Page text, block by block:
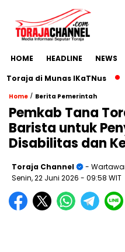
HOME HEADLINE NEWS
di Munas IKaTNus
Home / Berita Pemerintah
Pemkab Tana
Barista untuk
Disabilitas dan
Toraja Channel
-
Senin, 22 Juni 2026 - 09:58 WIT